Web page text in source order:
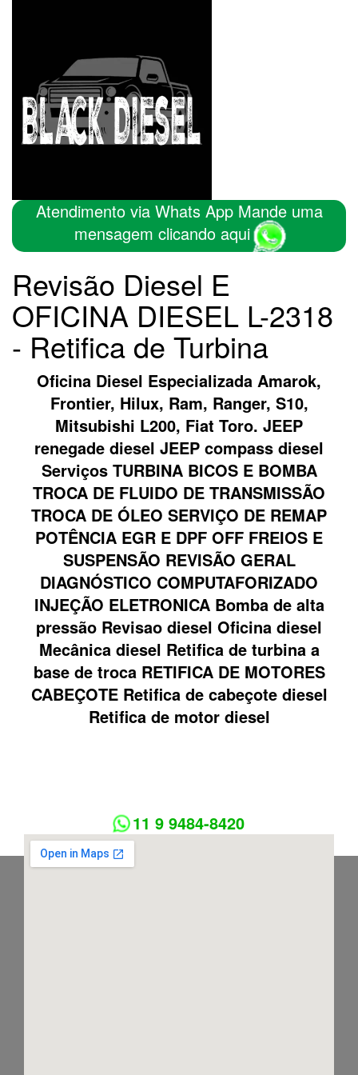
Atendimento via Whats App Mande uma
mensagem clicando aqui
Revisão Diesel E
OFICINA DIESEL L-2318
- Retifica de Turbina
Oficina Diesel Especializada Amarok,
Frontier, Hilux, Ram, Ranger, S10,
Mitsubishi L200, Fiat Toro. JEEP
renegade diesel JEEP compass diesel
Serviços TURBINA BICOS E BOMBA
TROCA DE FLUIDO DE TRANSMISSÃO
TROCA DE ÓLEO SERVIÇO DE REMAP
POTÊNCIA EGR E DPF OFF FREIOS E
SUSPENSÃO REVISÃO GERAL
DIAGNÓSTICO COMPUTAFORIZADO
INJEÇÃO ELETRONICA Bomba de alta
pressão Revisao diesel Oficina diesel
Mecânica diesel Retifica de turbina a
base de troca RETIFICA DE MOTORES
CABEÇOTE Retifica de cabeçote diesel
Retifica de motor diesel
11 9 9484-8420